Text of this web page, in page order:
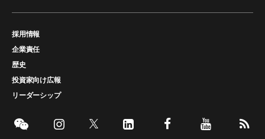
採用情報
企業責任
歴史
投資家向け広報
リーダーシップ